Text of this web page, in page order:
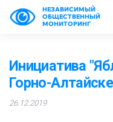
НЕЗАВИСИМЫЙ
ОБЩЕСТВЕННЫЙ
МОНИТОРИНГ
Инициатива
Горно-
26.12.2019